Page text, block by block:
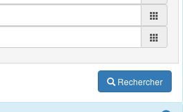
Rechercher